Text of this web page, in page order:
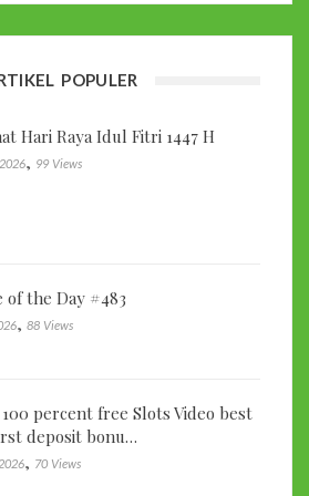
POPULER
Hari Raya Idul Fitri 1447 H
, 99 Views
of the Day #483
, 88 Views
percent free Slots Video best
deposit bonu…
, 70 Views